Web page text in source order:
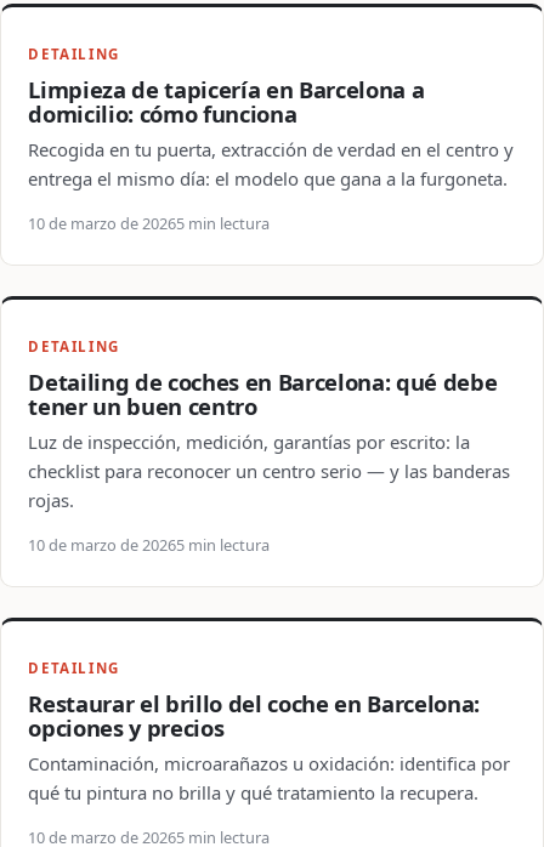
DETAILING
Limpieza de tapicería en Barcelona a
domicilio: cómo funciona
Recogida en tu puerta, extracción de verdad en el centro y
entrega el mismo día: el modelo que gana a la furgoneta.
10 de marzo de 20265 min lectura
DETAILING
Detailing de coches en Barcelona: qué debe
tener un buen centro
Luz de inspección, medición, garantías por escrito: la
checklist para reconocer un centro serio — y las banderas
rojas.
10 de marzo de 20265 min lectura
DETAILING
Restaurar el brillo del coche en Barcelona:
opciones y precios
Contaminación, microarañazos u oxidación: identifica por
qué tu pintura no brilla y qué tratamiento la recupera.
10 de marzo de 20265 min lectura